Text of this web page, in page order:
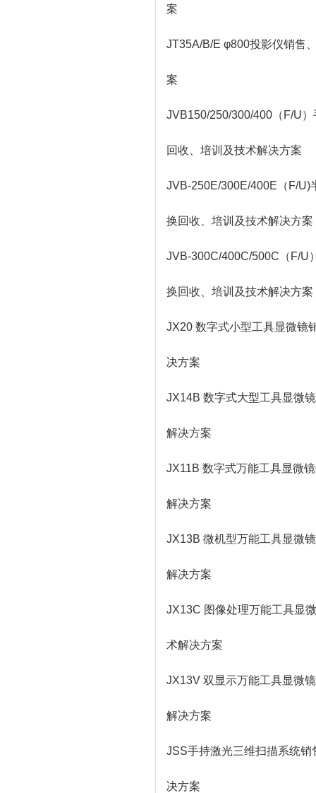
案
JT35A/B/E φ800投影仪销售
案
JVB150/250/300/400（F/U
回收、培训及技术解决方案
JVB-250E/300E/400E（F/U)
换回收、培训及技术解决方案
JVB-300C/400C/500C（F/U
换回收、培训及技术解决方案
JX20 数字式小型工具显微镜
决方案
JX14B 数字式大型工具显微
解决方案
JX11B 数字式万能工具显微
解决方案
JX13B 微机型万能工具显微
解决方案
JX13C 图像处理万能工具显
术解决方案
JX13V 双显示万能工具显微
解决方案
JSS手持激光三维扫描系统
决方案